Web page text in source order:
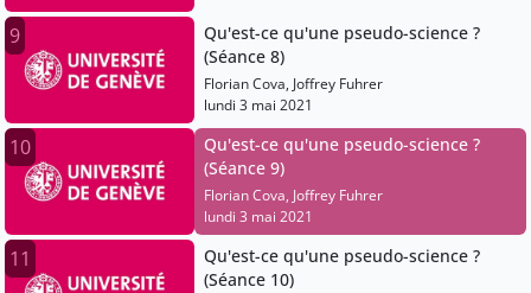
9
Qu'est-ce qu'une pseudo-science ?
(Séance 8)
Florian Cova, Joffrey Fuhrer
lundi 3 mai 2021
10
Qu'est-ce qu'une pseudo-science ?
(Séance 9)
Florian Cova, Joffrey Fuhrer
lundi 3 mai 2021
11
Qu'est-ce qu'une pseudo-science ?
(Séance 10)